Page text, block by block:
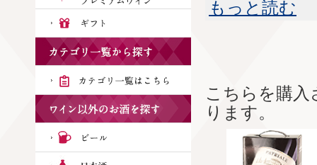
もっと読む
こちらを購
ります。